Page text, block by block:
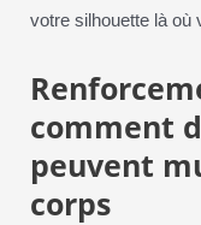
votre silhouette là où
comment
peuvent
corps